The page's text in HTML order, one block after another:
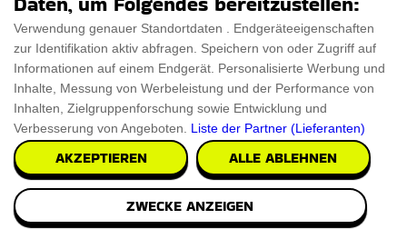
PRÜFEN SIE ES AUS €18,000
Verwendung genauer Standortdaten . Endgeräteeigenschaften
zur Identifikation aktiv abfragen. Speichern von oder Zugriff auf
Informationen auf einem Endgerät. Personalisierte Werbung und
Inhalte, Messung von Werbeleistung und der Performance von
Inhalten, Zielgruppenforschung sowie Entwicklung und
Verbesserung von Angeboten. Liste der Partner (Lieferanten)
AKZEPTIEREN ALLE ABLEHNEN
ZWECKE ANZEIGEN